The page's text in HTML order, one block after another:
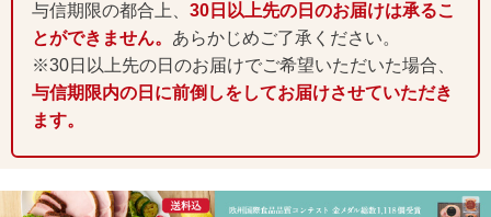
与信期限の都合上、30日以上先の日のお届けは承るこ
とができません。 あらかじめご了承ください。
※30日以上先の日のお届けでご希望いただいた場合、
与信期限内の日に前倒しをしてお届けさせていただき
ます。